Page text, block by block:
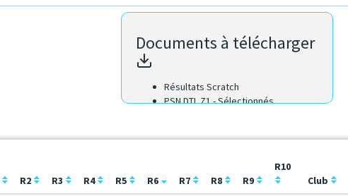
Documents à télécharger
Résultats Scratch
PSN DTL Z1 - Sélectionnés
R2 R3 R4 R5 R6 R7 R8 R9
R10
Club